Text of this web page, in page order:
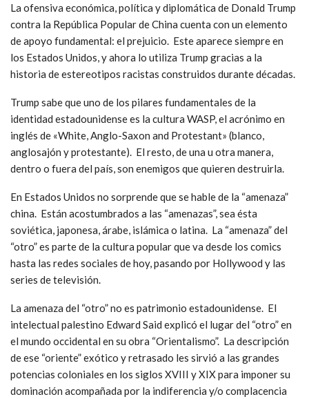
La ofensiva económica, política y diplomática de Donald Trump
contra la República Popular de China cuenta con un elemento
de apoyo fundamental: el prejuicio. Este aparece siempre en
los Estados Unidos, y ahora lo utiliza Trump gracias a la
historia de estereotipos racistas construidos durante décadas.
Trump sabe que uno de los pilares fundamentales de la
identidad estadounidense es la cultura WASP, el acrónimo en
inglés de «White, Anglo-Saxon and Protestant» (blanco,
anglosajón y protestante). El resto, de una u otra manera,
dentro o fuera del país, son enemigos que quieren destruirla.
En Estados Unidos no sorprende que se hable de la “amenaza”
china. Están acostumbrados a las “amenazas”, sea ésta
soviética, japonesa, árabe, islámica o latina. La “amenaza” del
“otro” es parte de la cultura popular que va desde los comics
hasta las redes sociales de hoy, pasando por Hollywood y las
series de televisión.
La amenaza del “otro” no es patrimonio estadounidense. El
intelectual palestino Edward Said explicó el lugar del “otro” en
el mundo occidental en su obra “Orientalismo”. La descripción
de ese “oriente” exótico y retrasado les sirvió a las grandes
potencias coloniales en los siglos XVIII y XIX para imponer su
dominación acompañada por la indiferencia y/o complacencia